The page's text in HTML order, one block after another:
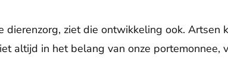
dierenzorg, ziet die ontwikkeling ook. Artsen
altijd in het belang van onze portemonnee,